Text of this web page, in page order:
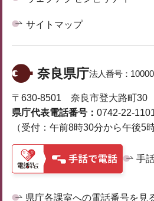
サイトマップ
奈良県庁法人番号：
〒630-8501 奈良市登大路町30
県庁代表電話番号： 0742-22-
（受付：午前8時30分から午後5
手
県庁各課室への電話番号を見